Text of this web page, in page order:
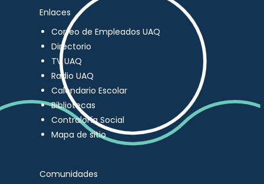
Enlaces
Correo de Empleados UAQ
Directorio
TV UAQ
Radio UAQ
Calendario Escolar
Bibliotecas
Contraloría Social
Mapa de sitio
Comunidades